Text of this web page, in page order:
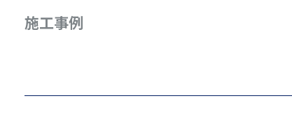
施工事例